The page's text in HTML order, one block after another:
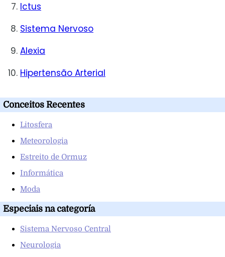
Ictus
Sistema Nervoso
Alexia
Hipertensão Arterial
Conceitos Recentes
Litosfera
Meteorologia
Estreito de Ormuz
Informática
Moda
Especiais na categoría
Sistema Nervoso Central
Neurologia